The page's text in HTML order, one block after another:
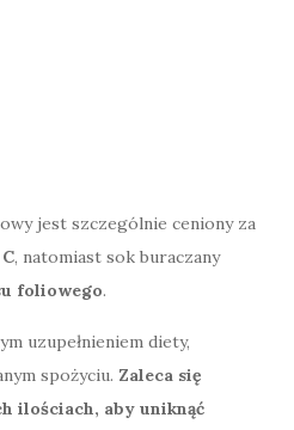
jest szczególnie ceniony za
, natomiast sok buraczany
foliowego.
uzupełnieniem diety,
spożyciu. Zaleca się
ilościach, aby uniknąć